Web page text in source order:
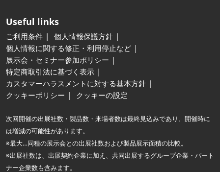
Useful links
ご利用条件
個人情報保護方針
個人情報に関する修正・利用停止など
展示会・セミナー参加ポリシー
特定商取引法に基づく表示
カスタマーハラスメントに対する基本方針
クッキーポリシー
クッキーの設定
次回開催の出展社数・製品数・来場者数は最終見込みであり、開催時に
は増減の可能性があります。
※最大…同種の展示会との出展社数および製品展示面積の比較。
※出展社数は、出展契約企業に加え、共同出展するグループ企業・パート
ナー企業数も含みます。